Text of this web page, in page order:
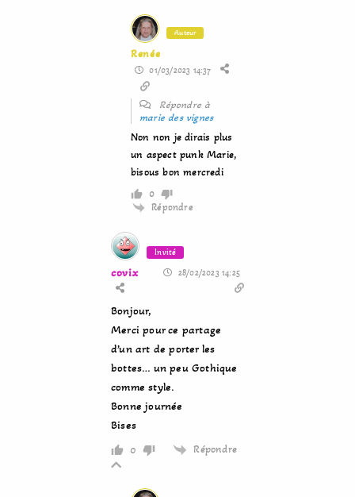
Auteur
Renée
01/03/2023 14:37
Répondre à
marie des vignes
Non non je dirais plus
un aspect punk Marie,
bisous bon mercredi
0
Répondre
Invité
covix 28/02/2023 14:25
Bonjour,
Merci pour ce partage
d’un art de porter les
bottes… un peu Gothique
comme style.
Bonne journée
Bises
0 Répondre